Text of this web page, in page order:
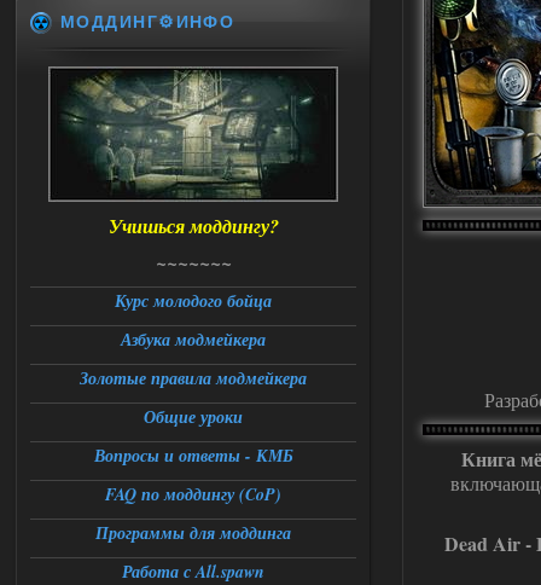
Книга
Dead Air -
06.08.2026
Universal Teleport v2.0
13:56
DEDULYA-1967
Доступно только для пользователей
Ответить ➤
06.08.2026
Stalker-Mods-Clan-su
Доступно только для пользователей
Ответить ➤
06.08.2026
Universal Teleport v2.0
DEDULYA-1967
Поставил на чистый сталкер
10006, сразу
вылет [error]Arguments :
msg_box_kicked_by_server:picture
МОДДИНГ⚙️ИНФО
Учишься моддингу?
~~~~~~~
Курс молодого бойца
Азбука модмейкера
Золотые правила модмейкера
Общие уроки
Вопросы и ответы - КМБ
FAQ по моддингу (CoP)
Программы для моддинга
Работа с All.spawn